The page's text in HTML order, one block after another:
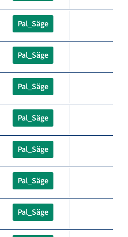
Pal_Säge
Pal_Säge
Pal_Säge
Pal_Säge
Pal_Säge
Pal_Säge
Pal_Säge